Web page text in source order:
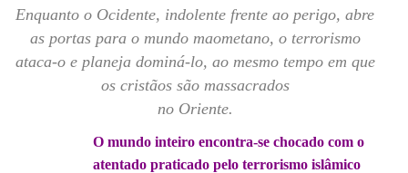
Enquanto o Ocidente, indolente frente ao perigo, abre
as portas para o mundo maometano, o terrorismo
ataca-o e planeja dominá-lo, ao mesmo tempo em que
os cristãos são massacrados
no Oriente.
O mundo inteiro encontra-se chocado com o
atentado praticado pelo terrorismo islâmico